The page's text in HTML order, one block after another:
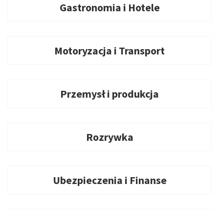
Gastronomia i Hotele
Motoryzacja i Transport
Przemysł i produkcja
Rozrywka
Ubezpieczenia i Finanse